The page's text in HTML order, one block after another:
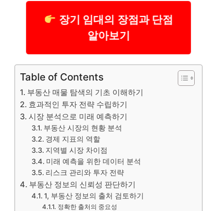
장기 임대의 장점과 단점
알아보기
Table of Contents
부동산 매물 탐색의 기초 이해하기
효과적인 투자 전략 수립하기
시장 분석으로 미래 예측하기
부동산 시장의 현황 분석
경제 지표의 역할
지역별 시장 차이점
미래 예측을 위한 데이터 분석
리스크 관리와 투자 전략
부동산 정보의 신뢰성 판단하기
1, 부동산 정보의 출처 검토하기
정확한 출처의 중요성